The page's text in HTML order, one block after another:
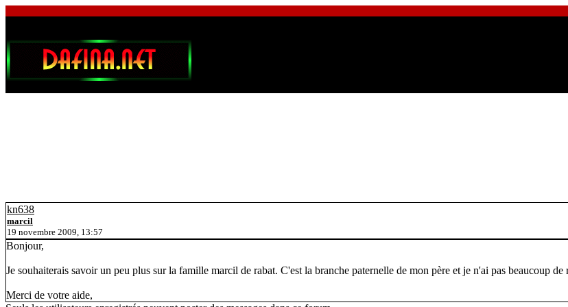
kn638
marcil
19 novembre 2009, 13:57
Bonjour,
Je souhaiterais savoir un peu plus sur la famille marcil de rabat. C'est la branche paternelle de mon père et je n'ai pas beaucoup de
Merci de votre aide,